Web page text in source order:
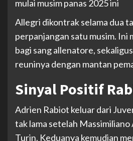
mulai musim panas 2025 ini
Allegri dikontrak selama dua
perpanjangan satu musim. Ini
bagi sang allenatore,
reuninya dengan mantan
Sinyal Positif
Adrien Rabiot keluar dari
tak lama setelah
Turin. Keduanya kemudian